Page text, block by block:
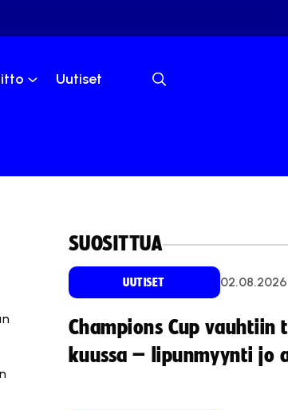
Uutiset
SUOSITTUA
UUTISET 02.08.2026
Champions Cup vauhtiin
kuussa – lipunmyynti jo